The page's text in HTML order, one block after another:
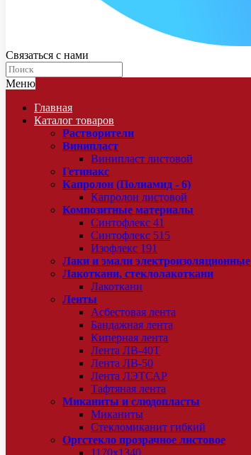
Связаться с нами
Меню
Главная
Каталог товаров
Растворители
Винипласт
Винипласт листовой
Гетинакс
Капролон (Полиамид - 6)
Капролон листовой
Композитные материалы
Синтофлекс 41
Синтофлекс 515
Изофлекс 191
Лаки и эмали электроизоляционные
Лакоткани, стеклолакоткани
Лакоткани
Ленты
Асбестовая лента
Бандажная лента
Киперная лента
Лента ЛВ-40Т
Лента ЛВ-50
Лента ЛЭТСАР
Тафтяная лента
Миканиты и слюдопласты
Миканиты
Стекломиканит гибкий
Оргстекло прозрачное листовое
1170х1340